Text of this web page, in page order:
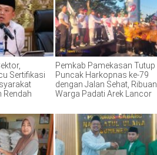
Sertifikasi
Rendah
Pemkab Pamekasan Tutup
Puncak Harkopnas ke-79
dengan Jalan Sehat, Ribuan
Warga Padati Arek Lancor